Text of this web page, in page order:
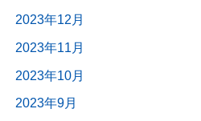
2023年12月
2023年11月
2023年10月
2023年9月